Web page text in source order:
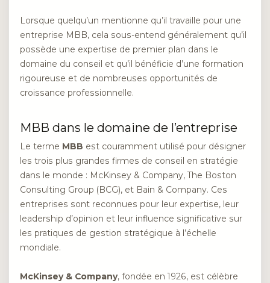
Lorsque quelqu’un mentionne qu’il travaille pour une
entreprise MBB, cela sous-entend généralement qu’il
possède une expertise de premier plan dans le
domaine du conseil et qu’il bénéficie d’une formation
rigoureuse et de nombreuses opportunités de
croissance professionnelle.
MBB dans le domaine de l’entreprise
Le terme MBB est couramment utilisé pour désigner
les trois plus grandes firmes de conseil en stratégie
dans le monde : McKinsey & Company, The Boston
Consulting Group (BCG), et Bain & Company. Ces
entreprises sont reconnues pour leur expertise, leur
leadership d’opinion et leur influence significative sur
les pratiques de gestion stratégique à l’échelle
mondiale.
McKinsey & Company, fondée en 1926, est célèbre